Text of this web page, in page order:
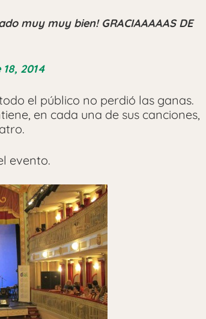
muy muy bien! GRACIAAAAAS DE
2014
el público no perdió las ganas.
en cada una de sus canciones,
evento.